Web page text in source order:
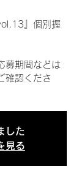
』個別握
募期間などは
確認くださ
した
見る